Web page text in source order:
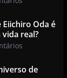
Eiichiro Oda é
real?
de